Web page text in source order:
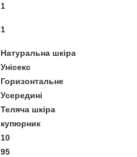
1
1
Натуральна шкіра
Унісекс
Горизонтальне
Усередині
Теляча шкіра
купюрник
10
95